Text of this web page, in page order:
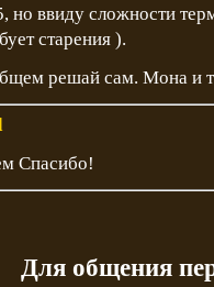
но ввиду сложности
старения ).
решай сам. Мона и
Спасибо!
Для общения